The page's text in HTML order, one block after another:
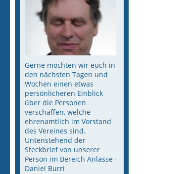
Gerne möchten wir euch in
den nächsten Tagen und
Wochen einen etwas
persönlicheren Einblick
über die Personen
verschaffen, welche
ehrenamtlich im Vorstand
des Vereines sind.
Untenstehend der
Steckbrief von unserer
Person im Bereich Anlässe -
Daniel Burri